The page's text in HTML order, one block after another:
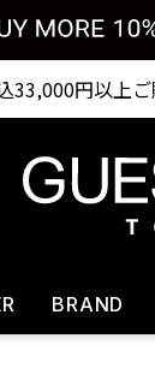
33,000円以上
BRAND